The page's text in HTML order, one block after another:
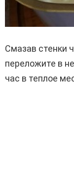
Смазав стенки
переложите в
час в теплое